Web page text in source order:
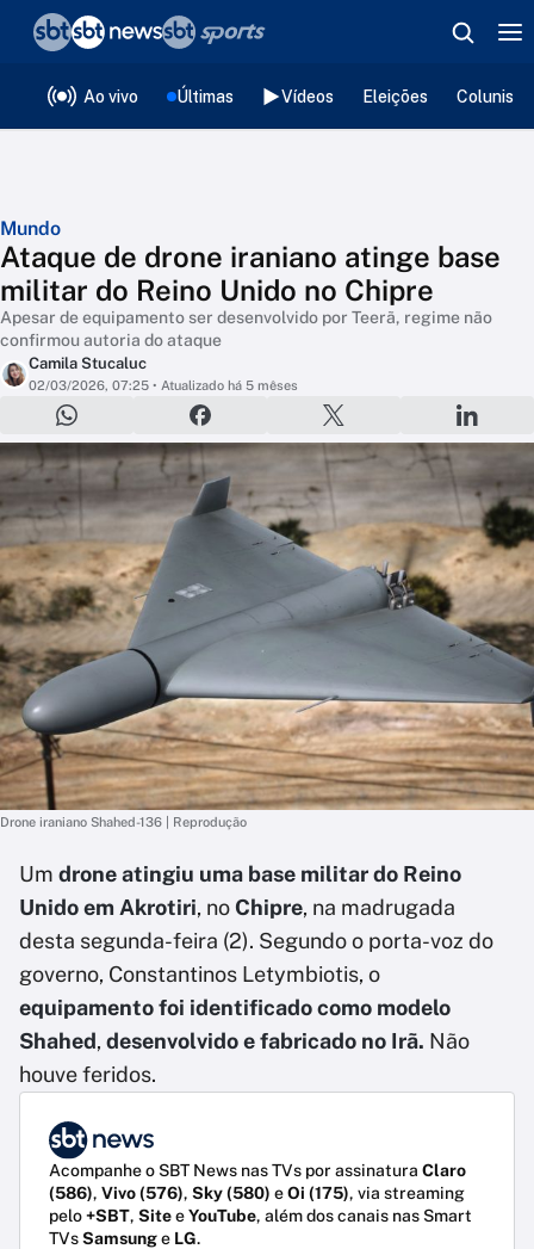
Ao vivo Últimas Vídeos Eleições
Mundo
Ataque de drone iraniano atinge base
militar do Reino Unido no Chipre
Apesar de equipamento ser desenvolvido por Teerã, regime não
confirmou autoria do ataque
Camila Stucaluc
02/03/2026, 07:25 • Atualizado há 5 mêses
Drone iraniano Shahed-136 | Reprodução
Um drone atingiu uma base militar do Reino
Unido em Akrotiri, noChipre, na madrugada
desta segunda-feira (2). Segundo o porta-voz do
governo, Constantinos Letymbiotis, o
equipamento foi identificado como modelo
Shahed, desenvolvido e fabricado no Irã. Não
houve feridos.
Acompanhe o SBT News nas TVs por assinatura Claro
(586), Vivo (576), Sky (580) eOi (175), via streaming
pelo+SBT, SiteeYouTube, além dos canais nas Smart
TVsSamsunge LG.
❮voltar
Editorias